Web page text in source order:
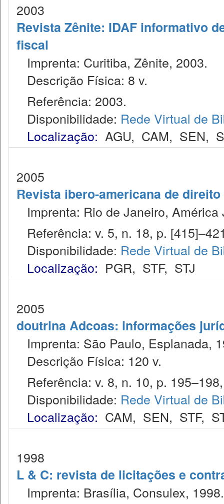
2003
Revista Zênite: IDAF informativo
fiscal
Imprenta: Curitiba, Zênite, 2003.
Descrição Física: 8 v.
Referência: 2003.
Disponibilidade: Rede Virtual de
Localização: AGU, CAM, SEN,
2005
Revista ibero-americana de
Imprenta: Rio de Janeiro, América
Referência: v. 5, n. 18, p.
Disponibilidade: Rede Virtual de
Localização: PGR, STF, STJ
2005
doutrina Adcoas: informações
Imprenta: São Paulo, Esplanada,
Descrição Física: 120 v.
Referência: v. 8, n. 10, p.
Disponibilidade: Rede Virtual de
Localização: CAM, SEN, STF,
1998
L & C: revista de licitações e
Imprenta: Brasília, Consulex, 1998.